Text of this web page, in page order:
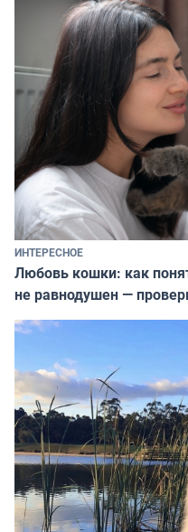
ИНТЕРЕСНОЕ
Любовь кошки: как
не равнодушен —